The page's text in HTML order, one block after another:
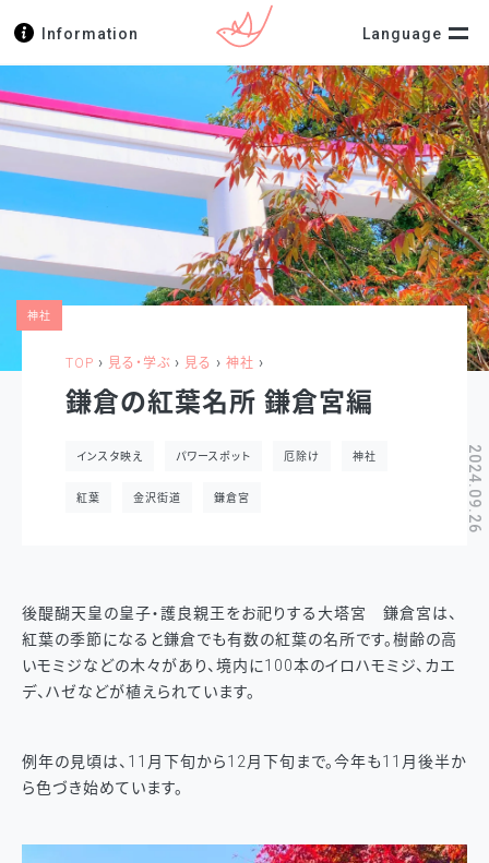
Language
Information
TOP › 見る・学ぶ › 見る › 神社 ›
神社
鎌倉の紅葉名所 鎌倉宮編
2024.09.26
インスタ映え パワースポット 厄除け 神社
紅葉 金沢街道 鎌倉宮
後醍醐天皇の皇子・護良親王をお祀りする大塔宮 鎌倉宮は、
紅葉の季節になると鎌倉でも有数の紅葉の名所です。樹齢の高
いモミジなどの木々があり、境内に100本のイロハモミジ、カエ
デ、ハゼなどが植えられています。
例年の見頃は、11月下旬から12月下旬まで。今年も11月後半か
ら色づき始めています。